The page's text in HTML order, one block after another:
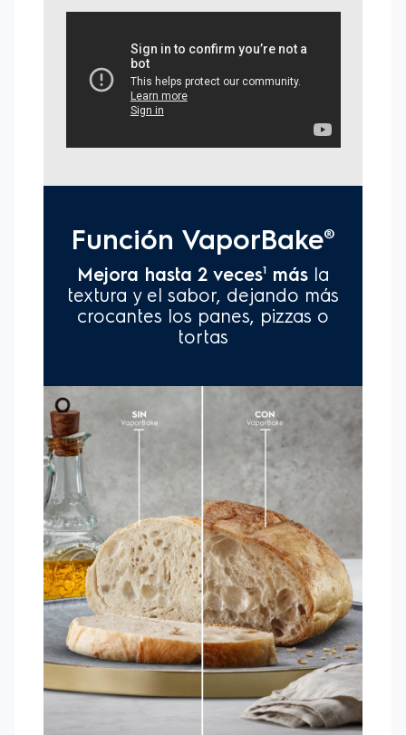
servicioalcliente_co@electrolux.com | El 1er año de garantía
no requiere registro. Obtenga más información en el
Certificado de Garantía enviado junto al producto.
4Resultados obtenidos en pruebas internas en cocinas con
PerfectCook en comparación con una cocina Electrolux